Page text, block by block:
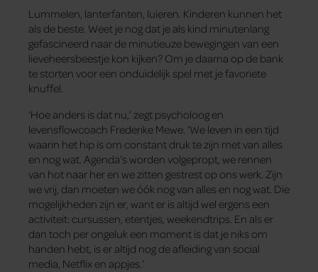
Lummelen, lanterfanten, luieren. Kinderen kunnen het
als de beste. Weet je nog dat je als kind minutenlang
gefascineerd naar de minutieuze bewegingen van een
lieveheersbeestje kon kijken? Om je daarna op de bank
te storten voor een onduidelijk spel met je favoriete
knuffel.
‘Hoe anders is dat nu,’ zegt psycholoog en
levensflowcoach Frederike Mewe. ‘We leven in een tijd
waarin het hip is om constant druk te zijn met van alles
en nog wat. Agenda’s worden volgepropt, we rennen
van hot naar her en we zitten gestrest op ons werk. Zijn
we vrij, dan moeten we óók nog van alles en nog wat. Die
mogelijkheden zijn er, want er is altijd wel ergens een
activiteit: cursussen, etentjes, weekendtrips. En als er
dan toch per ongeluk een moment is dat je niks om
handen hebt, is er altijd nog de afleiding van social
media, Netflix en appjes.’